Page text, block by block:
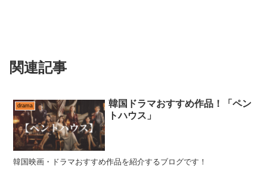
関連記事
drama
韓国ドラマおすすめ作品！「ペン
トハウス」
韓国映画・ドラマおすすめ作品を紹介するブログです！